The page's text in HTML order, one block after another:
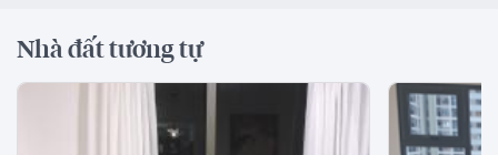
Nhà đất tương tự